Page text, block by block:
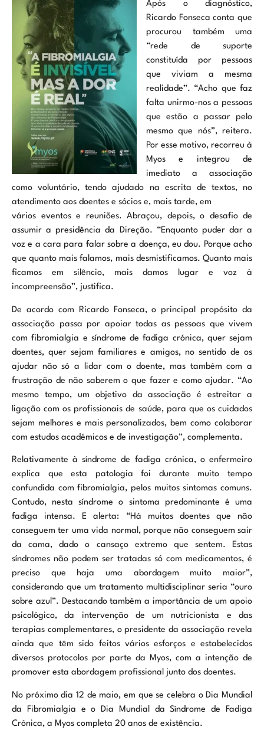
Após o diagnóstico,
Ricardo Fonseca conta que
procurou também uma
“rede de suporte
constituída por pessoas
que viviam a mesma
realidade”. “Acho que faz
falta unirmo-nos a pessoas
que estão a passar pelo
mesmo que nós”, reitera.
Por esse motivo, recorreu à
Myos e integrou de
imediato a associação
como voluntário, tendo ajudado na escrita de textos, no
atendimento aos doentes e sócios e, mais tarde, em
vários eventos e reuniões. Abraçou, depois, o desafio de
assumir a presidência da Direção. “Enquanto puder dar a
voz e a cara para falar sobre a doença, eu dou. Porque acho
que quanto mais falamos, mais desmistificamos. Quanto mais
ficamos em silêncio, mais damos lugar e voz à
incompreensão”, justifica.
De acordo com Ricardo Fonseca, o principal propósito da
associação passa por apoiar todas as pessoas que vivem
com fibromialgia e síndrome de fadiga crónica, quer sejam
doentes, quer sejam familiares e amigos, no sentido de os
ajudar não só a lidar com o doente, mas também com a
frustração de não saberem o que fazer e como ajudar. “Ao
mesmo tempo, um objetivo da associação é estreitar a
ligação com os profissionais de saúde, para que os cuidados
sejam melhores e mais personalizados, bem como colaborar
com estudos académicos e de investigação”, complementa.
Relativamente à síndrome de fadiga crónica, o enfermeiro
explica que esta patologia foi durante muito tempo
confundida com fibromialgia, pelos muitos sintomas comuns.
Contudo, nesta síndrome o sintoma predominante é uma
fadiga intensa. E alerta: “Há muitos doentes que não
conseguem ter uma vida normal, porque não conseguem sair
da cama, dado o cansaço extremo que sentem. Estas
síndromes não podem ser tratadas só com medicamentos, é
preciso que haja uma abordagem muito maior”,
considerando que um tratamento multidisciplinar seria “ouro
sobre azul”. Destacando também a importância de um apoio
psicológico, da intervenção de um nutricionista e das
terapias complementares, o presidente da associação revela
ainda que têm sido feitos vários esforços e estabelecidos
diversos protocolos por parte da Myos, com a intenção de
promover esta abordagem profissional junto dos doentes.
No próximo dia 12 de maio, em que se celebra o Dia Mundial
da Fibromialgia e o Dia Mundial da Síndrome de Fadiga
Crónica, a Myos completa 20 anos de existência.